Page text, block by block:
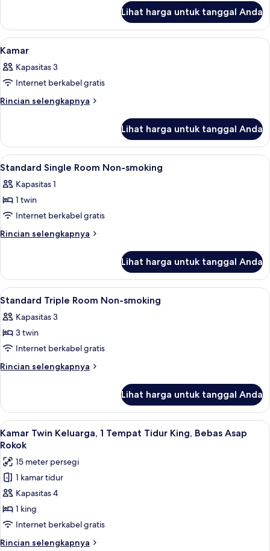
Bebas
Asap
Rokok
Kamar
Double,
1
Tidur
Twin
Bebas
Lihat harga untuk tanggal Anda
Lihat
semua
foto
untuk
Kamar
Selimut bulu angsa, meja kerja, dan
6
Kamar
Kapasitas 3
Internet berkabel gratis
Rincian selengkapnya
Rincian
Kamar
Lihat harga untuk tanggal Anda
Lihat
semua
foto
untuk
Standard
Single
smoking
Selimut bulu angsa, meja kerja, dan
2
Standard Single Room Non-smoking
Kapasitas 1
1 twin
Internet berkabel gratis
Rincian selengkapnya
Rincian
Standard
Single
Room
smoking
Lihat harga untuk tanggal Anda
Lihat
semua
foto
untuk
Standard
Triple
smoking
Selimut bulu angsa, meja kerja, dan
1
Standard Triple Room Non-smoking
Kapasitas 3
3 twin
Internet berkabel gratis
Rincian selengkapnya
Rincian
Standard
Triple
Room
Non-
Lihat harga untuk tanggal Anda
Lihat
semua
foto
untuk
Kamar
Twin
Keluarga,
1
Tempat
Kamar Twin Keluarga, 1 Tempat
7
Kamar Twin Keluarga, 1 Tempat Tidur King, Bebas Asap
Rokok
15 meter persegi
1 kamar tidur
Kapasitas 4
1 king
Internet berkabel gratis
Rincian selengkapnya
Rincian